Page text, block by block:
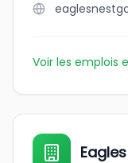
Voir les emplois